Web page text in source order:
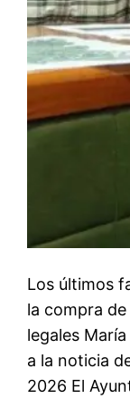
Los últimos
la compra
legales
a la noticia
2026 El